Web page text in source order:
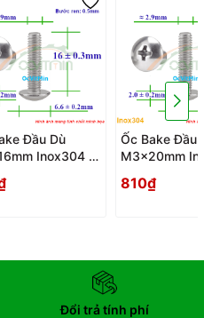
Đầu Dù
Inox304 -
Ốc Bake Đầu
M3x20mm
810₫
Đổi trả tính phí